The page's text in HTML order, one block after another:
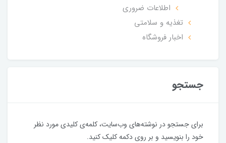
اطلاعات ضروری
تغذیه و سلامتی
اخبار فروشگاه
جستجو
برای جستجو در نوشته‌های وب‌سایت، کلمه‌ی کلیدی مورد نظر
خود را بنویسید و بر روی دکمه کلیک کنید.